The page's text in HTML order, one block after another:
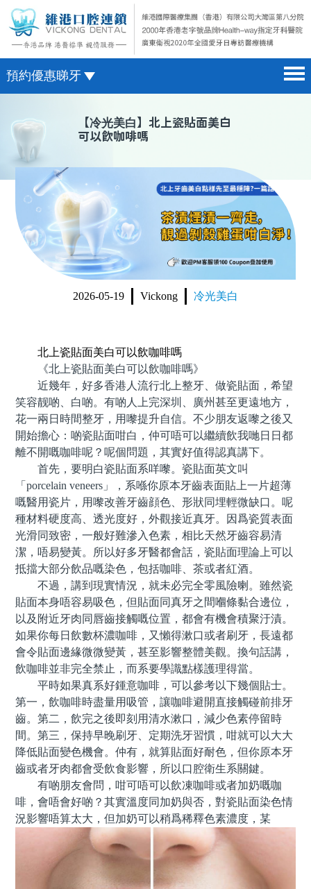
預約優惠睇牙
醫院簡介 hospital introduction
醫生介紹 doctor introduction
醫療新聞 medical news
種植牙 dental implant
箍牙 orthodontics
收費標準 change standard
微信預約
WhatsApp預約
【冷光美白】北上瓷貼面美白
可以飲咖啡嗎
2026-05-19 Vickong 冷光美白
北上瓷貼面美白可以飲咖啡嗎
《北上瓷貼面美白可以飲咖啡嗎》
近幾年，好多香港人流行北上整牙、做瓷貼面，希望
笑容靓啲、白啲。有啲人上完深圳、廣州甚至更遠地方，
花一兩日時間整牙，用嚟提升自信。不少朋友返嚟之後又
開始擔心：啲瓷貼面咁白，仲可唔可以繼續飲我哋日日都
離不開嘅咖啡呢？呢個問題，其實好值得認真講下。
首先，要明白瓷貼面系咩嚟。瓷貼面英文叫
「porcelain veneers」，系喺你原本牙齒表面貼上一片超薄
嘅醫用瓷片，用嚟改善牙齒顔色、形狀同埋輕微缺口。呢
種材料硬度高、透光度好，外觀接近真牙。因爲瓷質表面
光滑同致密，一般好難滲入色素，相比天然牙齒容易清
潔，唔易變黃。所以好多牙醫都會話，瓷貼面理論上可以
抵擋大部分飲品嘅染色，包括咖啡、茶或者紅酒。
不過，講到現實情況，就未必完全零風險喇。雖然瓷
貼面本身唔容易吸色，但貼面同真牙之間嗰條黏合邊位，
以及附近牙肉同唇齒接觸嘅位置，都會有機會積聚汙漬。
如果你每日飲數杯濃咖啡，又懶得漱口或者刷牙，長遠都
會令貼面邊緣微微變黃，甚至影響整體美觀。換句話講，
飲咖啡並非完全禁止，而系要學識點樣護理得當。
平時如果真系好鍾意咖啡，可以參考以下幾個貼士。
第一，飲咖啡時盡量用吸管，讓咖啡避開直接觸碰前排牙
齒。第二，飲完之後即刻用清水漱口，減少色素停留時
間。第三，保持早晚刷牙、定期洗牙習慣，咁就可以大大
降低貼面變色機會。仲有，就算貼面好耐色，但你原本牙
齒或者牙肉都會受飲食影響，所以口腔衛生系關鍵。
有啲朋友會問，咁可唔可以飲凍咖啡或者加奶嘅咖
啡，會唔會好啲？其實溫度同加奶與否，對瓷貼面染色情
況影響唔算太大，但加奶可以稍爲稀釋色素濃度，某